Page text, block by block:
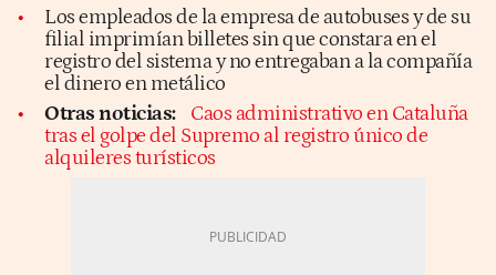
Los empleados de la empresa de autobuses y de su
filial imprimían billetes sin que constara en el
registro del sistema y no entregaban a la compañía
el dinero en metálico
Otras noticias:
Caos administrativo en Cataluña
tras el golpe del Supremo al registro único de
alquileres turísticos